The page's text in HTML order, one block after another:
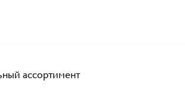
ассортимент